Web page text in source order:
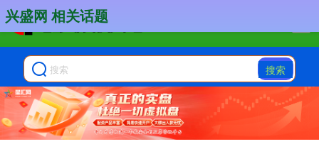
搜索
兴盛网 相关话题